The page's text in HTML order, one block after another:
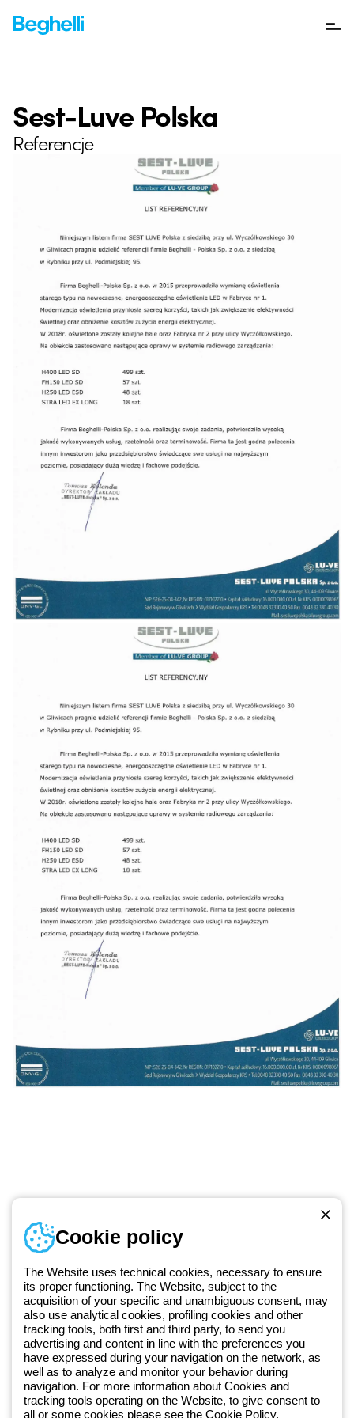
Sest-Luve Polska
Referencje
Od 2025 roku firma Beghelli jest częścią Grupy GEWISS, działając w
ramach ekosystemu GEWISS LightZone, w którym tworzymy
zintegrowane rozwiązania oświetleniowe, przekształcające
złożoność w prostotę oraz wspierające profesjonalistów i
użytkowników w realizacji ich potrzeb.Dowiedz się więcej o GEWISS
Numer telefonu
Od poniedziałku do piątku w godzinach 8:00 do 16:00
+48 32 422 55 79
Cookie policy
The Website uses technical cookies, necessary to ensure
its proper functioning. The Website, subject to the
acquisition of your specific and unambiguous consent, may
also use analytical cookies, profiling cookies and other
tracking tools, both first and third party, to send you
advertising and content in line with the preferences you
have expressed during your navigation on the network, as
well as to analyze and monitor your behavior during
navigation. For more information about Cookies and
tracking tools operating on the Website, to give consent to
all or some cookies please see the Cookie Policy.